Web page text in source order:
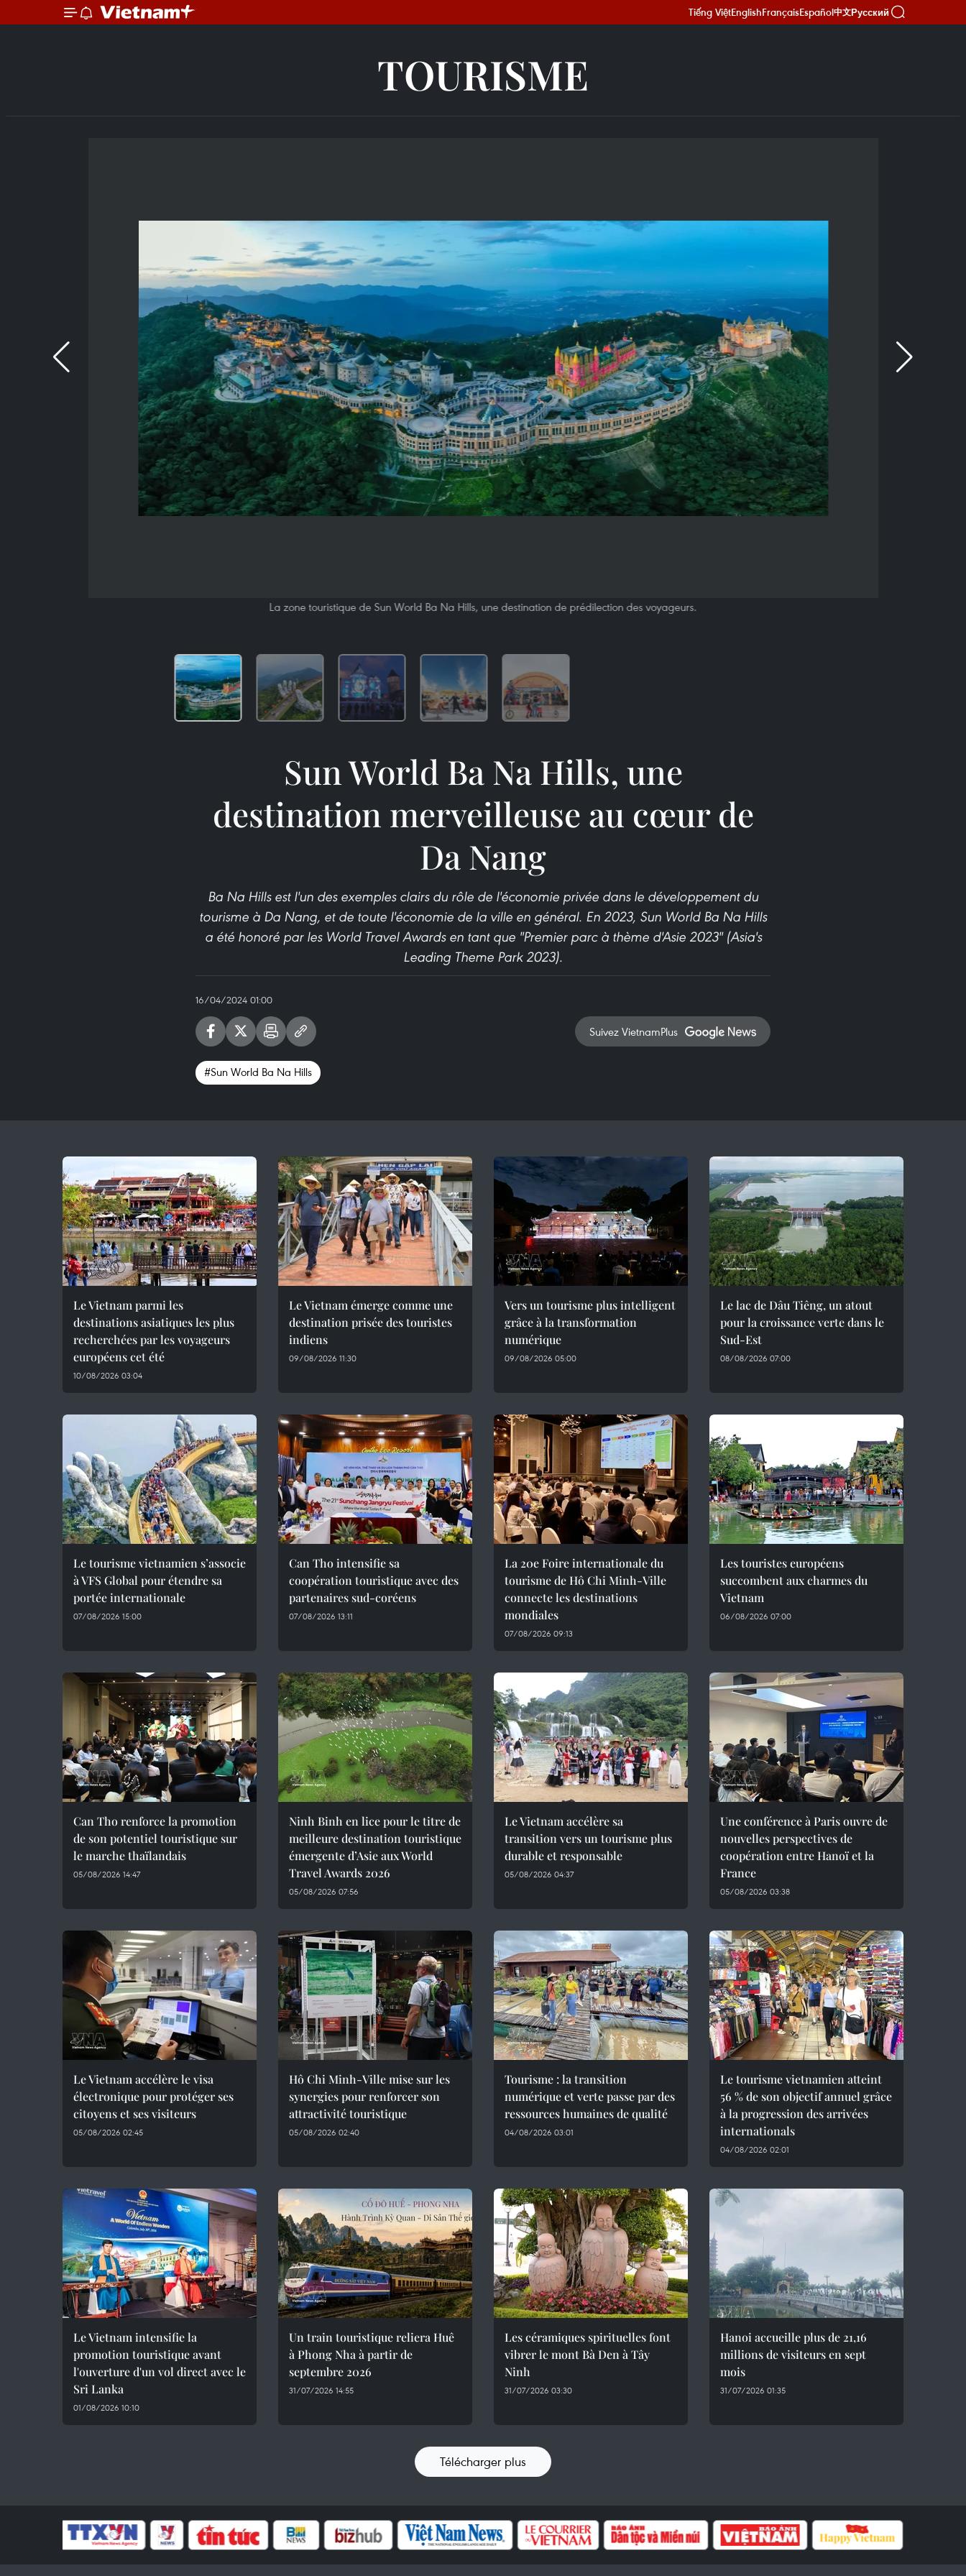
Tiếng ViệtEnglishFrançaisEspañol中文Русский
TOURISME
La zone touristique de Sun World Ba Na Hills, une destination de prédilection des voyageurs.
Sun World Ba Na Hills, une
destination merveilleuse au cœur de
Da Nang
Ba Na Hills est l'un des exemples clairs du rôle de l'économie privée dans le développement du
tourisme à Da Nang, et de toute l'économie de la ville en général. En 2023, Sun World Ba Na Hills
a été honoré par les World Travel Awards en tant que "Premier parc à thème d'Asie 2023" (Asia's
Leading Theme Park 2023).
16/04/2024 01:00
Suivez VietnamPlus
#Sun World Ba Na Hills
Le Vietnam parmi les
destinations asiatiques les plus
recherchées par les voyageurs
européens cet été
10/08/2026 03:04
Le Vietnam émerge comme une
destination prisée des touristes
indiens
09/08/2026 11:30
Vers un tourisme plus intelligent
grâce à la transformation
numérique
09/08/2026 05:00
Le lac de Dâu Tiêng, un atout
pour la croissance verte dans le
Sud-Est
08/08/2026 07:00
Le tourisme vietnamien s’associe
à VFS Global pour étendre sa
portée internationale
07/08/2026 15:00
Can Tho intensifie sa
coopération touristique avec des
partenaires sud-coréens
07/08/2026 13:11
La 20e Foire internationale du
tourisme de Hô Chi Minh-Ville
connecte les destinations
mondiales
07/08/2026 09:13
Les touristes européens
succombent aux charmes du
Vietnam
06/08/2026 07:00
Can Tho renforce la promotion
de son potentiel touristique sur
le marche thaïlandais
05/08/2026 14:47
Ninh Binh en lice pour le titre de
meilleure destination touristique
émergente d’Asie aux World
Travel Awards 2026
05/08/2026 07:56
Le Vietnam accélère sa
transition vers un tourisme plus
durable et responsable
05/08/2026 04:37
Une conférence à Paris ouvre de
nouvelles perspectives de
coopération entre Hanoï et la
France
05/08/2026 03:38
Le Vietnam accélère le visa
électronique pour protéger ses
citoyens et ses visiteurs
05/08/2026 02:45
Hô Chi Minh-Ville mise sur les
synergies pour renforcer son
attractivité touristique
05/08/2026 02:40
Tourisme : la transition
numérique et verte passe par des
ressources humaines de qualité
04/08/2026 03:01
Le tourisme vietnamien atteint
56 % de son objectif annuel grâce
à la progression des arrivées
internationals
04/08/2026 02:01
Le Vietnam intensifie la
promotion touristique avant
l'ouverture d'un vol direct avec le
Sri Lanka
01/08/2026 10:10
Un train touristique reliera Huê
à Phong Nha à partir de
septembre 2026
31/07/2026 14:55
Les céramiques spirituelles font
vibrer le mont Bà Den à Tây
Ninh
31/07/2026 03:30
Hanoi accueille plus de 21,16
millions de visiteurs en sept
mois ​
31/07/2026 01:35
Télécharger plus